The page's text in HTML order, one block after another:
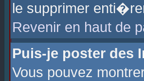
le supprimer
Revenir en haut de
Puis-je poster des
Vous pouvez